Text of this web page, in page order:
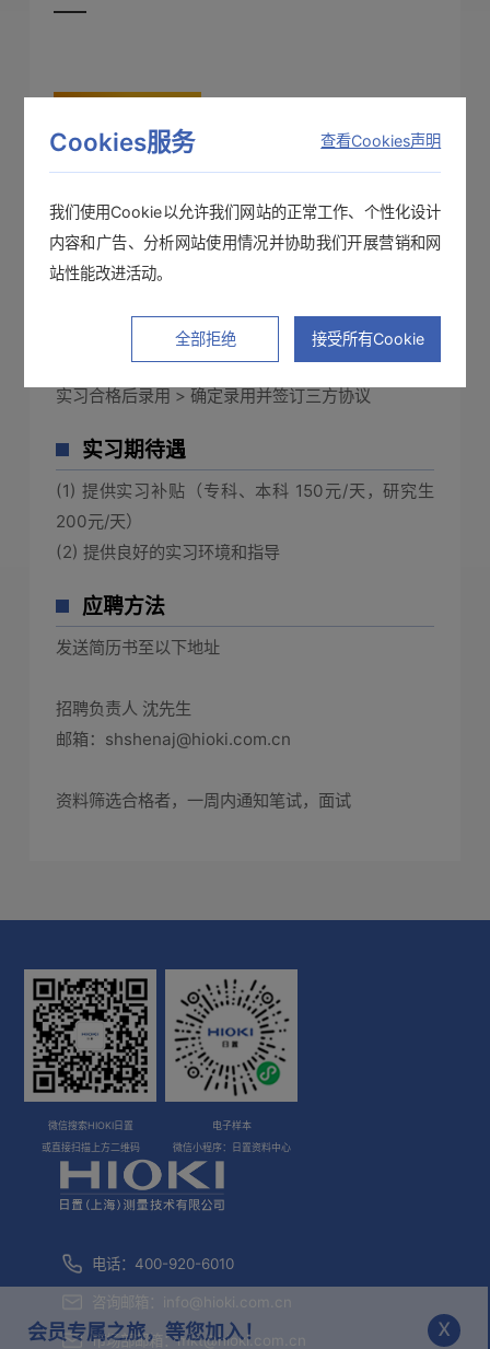
会员专属之旅，等您加入！ x
面试流程
社招：投递简历 > 笔试 > 合格者一次面试 > 能力性
校招：投递简历 > 笔试 > 合格者面试 > 能力性格测
试 >确定录用实习 > 签订实习协议 > 实习成果汇报>
实习合格后录用 > 确定录用并签订三方协议
实习期待遇
(1) 提供实习补贴（专科、本科 150元/天，研究生
200元/天）
(2) 提供良好的实习环境和指导
应聘方法
发送简历书至以下地址
招聘负责人 沈先生
邮箱： shshenaj@hioki.com.cn
资料筛选合格者，一周内通知笔试，面试
微信搜索HIOKI日置
或直接扫描上方二维码
电子样本
微信小程序：日置资料中心
电话：400-920-6010
咨询邮箱： info@hioki.com.cn
市场部邮箱：mkt@hioki.com.cn
Cookies服务 查看Cookies声明
我们使用Cookie以允许我们网站的正常工作、个性化设计
内容和广告、分析网站使用情况并协助我们开展营销和网
站性能改进活动。
全部拒绝 接受所有Cookie